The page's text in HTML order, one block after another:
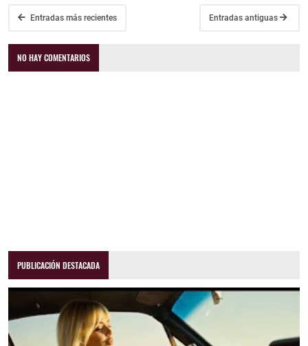
Entradas más recientes Entradas antiguas
NO HAY COMENTARIOS
PUBLICACIÓN DESTACADA